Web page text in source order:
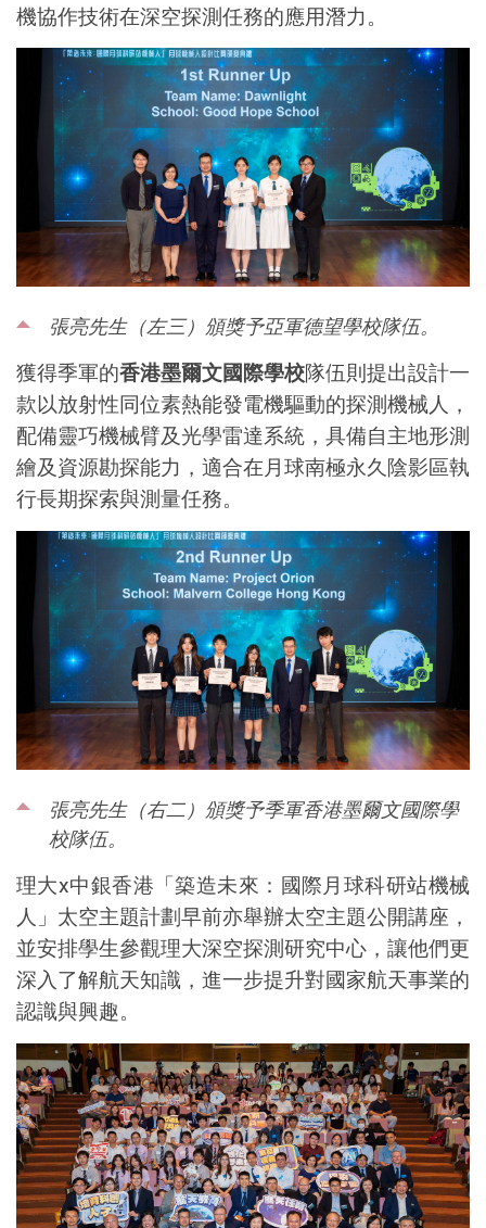
機協作技術在深空探測任務的應用潛力。
張亮先生（左三）頒獎予亞軍德望學校隊伍。
獲得季軍的香港墨爾文國際學校隊伍則提出設計一
款以放射性同位素熱能發電機驅動的探測機械人，
配備靈巧機械臂及光學雷達系統，具備自主地形測
繪及資源勘探能力，適合在月球南極永久陰影區執
行長期探索與測量任務。
張亮先生（右二）頒獎予季軍香港墨爾文國際學
校隊伍。
理大x中銀香港「築造未來：國際月球科研站機械
人 」 太空主題計劃早前亦舉辦太空主題公開講座，
並安排學生參觀理大深空探測研究中心，讓他們更
深入了解航天知識，進一步提升對國家航天事業的
認識與興趣。